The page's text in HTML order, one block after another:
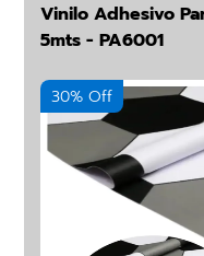
Vinilo Adhesivo
5mts - PA6001
30% Off